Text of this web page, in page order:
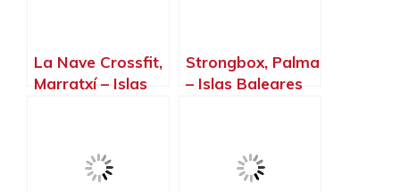
La Nave Crossfit,
Marratxí – Islas
Strongbox, Palma
– Islas Baleares